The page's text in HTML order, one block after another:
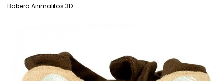
Babero Animalitos 3D